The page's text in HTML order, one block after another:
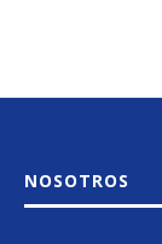
NOSOTROS